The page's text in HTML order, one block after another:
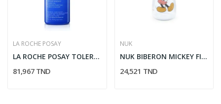
LA ROCHE POSAY
LA ROCHE POSAY TOLERIANE GEL MOUSSANT DOUBLE...
81,967 TND
NUK
NUK BIBERON MICKEY FIRST CHOICE 6-18M 300ML
24,521 TND